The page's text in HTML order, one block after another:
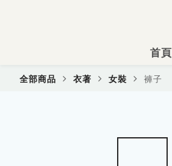
首頁
全部商品 衣著 女裝 褲子